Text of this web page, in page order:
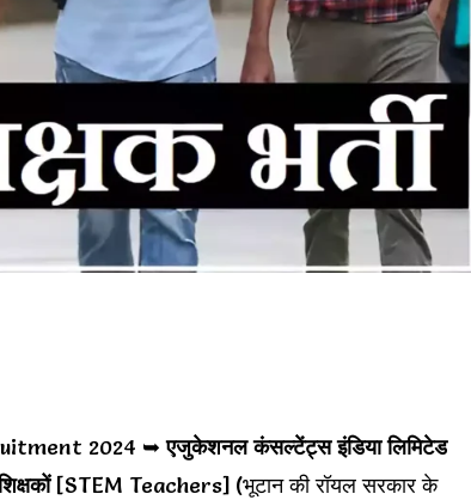
2024 ➥ एजुकेशनल कंसल्टेंट्स इंडिया लिमिटेड
[STEM Teachers] (भूटान की रॉयल सरकार के